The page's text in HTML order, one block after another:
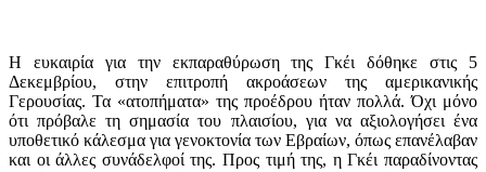
Η ευκαιρία για την εκπαραθύρωση της Γκέι δόθηκε στις 5
Δεκεμβρίου, στην επιτροπή ακροάσεων της αμερικανικής
Γερουσίας. Τα «ατοπήματα» της προέδρου ήταν πολλά. Όχι μόνο
ότι πρόβαλε τη σημασία του πλαισίου, για να αξιολογήσει ένα
υποθετικό κάλεσμα για γενοκτονία των Εβραίων, όπως επανέλαβαν
και οι άλλες συνάδελφοί της. Προς τιμή της, η Γκέι παραδίνοντας